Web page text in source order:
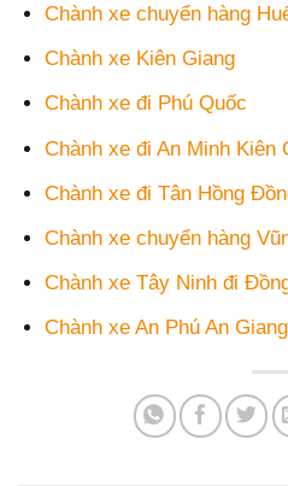
Chành xe chuyển hàng
Chành xe Kiên Giang
Chành xe đi Phú Quốc
Chành xe đi An Minh Kiên
Chành xe đi Tân Hồng
Chành xe chuyển hàng
Chành xe Tây Ninh đi
Chành xe An Phú An Giang